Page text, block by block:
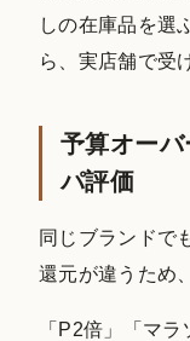
しの在庫品を選
ら、実店舗で受
予算オーバ
パ評価
同じブランドで
還元が違うため
「P2倍」「マ